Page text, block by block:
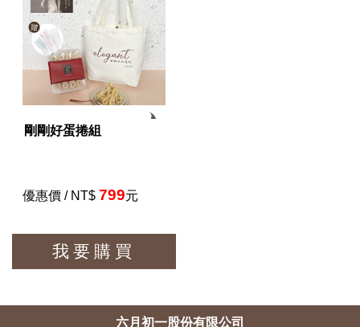
剛剛好蛋捲組
優惠價 / NT$ 799元
我要購買
六月初一股份有限公司